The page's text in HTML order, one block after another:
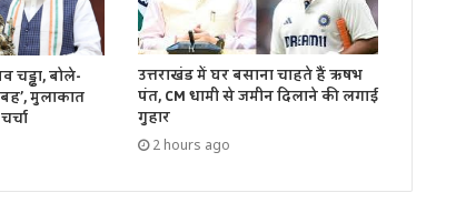
चड्ढा, बोले-
मुलाकात
उत्तराखंड में घर बसाना चाहते हैं ऋषभ
पंत, CM धामी से जमीन दिलाने की लगाई
गुहार
2 hours ago